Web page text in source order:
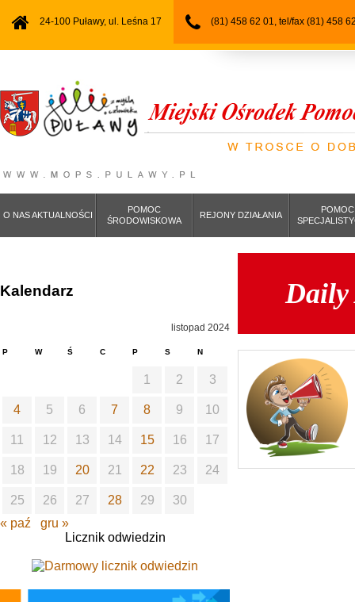
24-100 Puławy, ul. Leśna 17 (81) 458 62 01, tel/fax (81) 458
O NAS AKTUALNOŚCI
POMOC
ŚRODOWISKOWA
REJONY DZIAŁANIA
POMOC
Kalendarz
listopad 2024
P W Ś C P S N
1 2 3
4 5 6 7 8 9 10
11 12 13 14 15 16 17
18 19 20 21 22 23 24
25 26 27 28 29
30
« paź
gru »
Licznik odwiedzin